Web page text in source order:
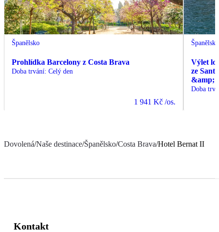
Španělsko
Prohlídka Barcelony z Costa Brava
Doba trvání: Celý den
1 941 Kč /os.
Španělsko
Výlet
ze
&amp;
Doba
Dovolená/Naše destinace/Španělsko/Costa Brava/Hotel Bernat II
Kontakt